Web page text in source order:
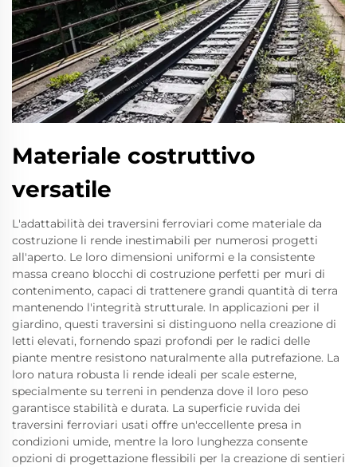
Materiale costruttivo
versatile
L'adattabilità dei traversini ferroviari come materiale da
costruzione li rende inestimabili per numerosi progetti
all'aperto. Le loro dimensioni uniformi e la consistente
massa creano blocchi di costruzione perfetti per muri di
contenimento, capaci di trattenere grandi quantità di terra
mantenendo l'integrità strutturale. In applicazioni per il
giardino, questi traversini si distinguono nella creazione di
letti elevati, fornendo spazi profondi per le radici delle
piante mentre resistono naturalmente alla putrefazione. La
loro natura robusta li rende ideali per scale esterne,
specialmente su terreni in pendenza dove il loro peso
garantisce stabilità e durata. La superficie ruvida dei
traversini ferroviari usati offre un'eccellente presa in
condizioni umide, mentre la loro lunghezza consente
opzioni di progettazione flessibili per la creazione di sentieri